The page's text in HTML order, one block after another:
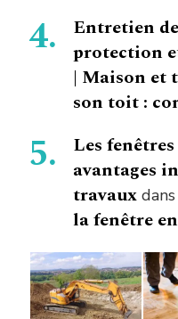
Entretien
protection
| Maison et
son toit :
Les
avantages
travaux dans
la fenêtre